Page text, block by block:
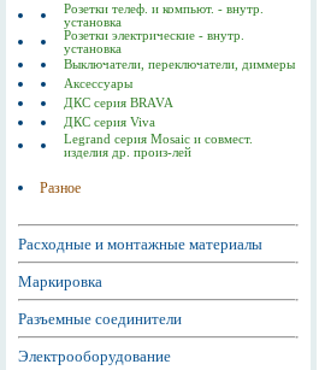
Розетки телеф. и компьют. - внутр.
установка
Розетки электрические - внутр.
установка
Выключатели, переключатели, диммеры
Аксессуары
ДКС серия BRAVA
ДКС серия Viva
Legrand серия Mosaic и совмест.
изделия др. произ-лей
Разное
Расходные и монтажные материалы
Маркировка
Разъемные соединители
Электрооборудование